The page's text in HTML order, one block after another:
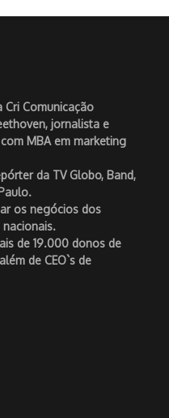
Cri Comunicação
jornalista e
MBA em marketing
da TV Globo, Band,
os negócios dos
de 19.000 donos de
de CEO`s de